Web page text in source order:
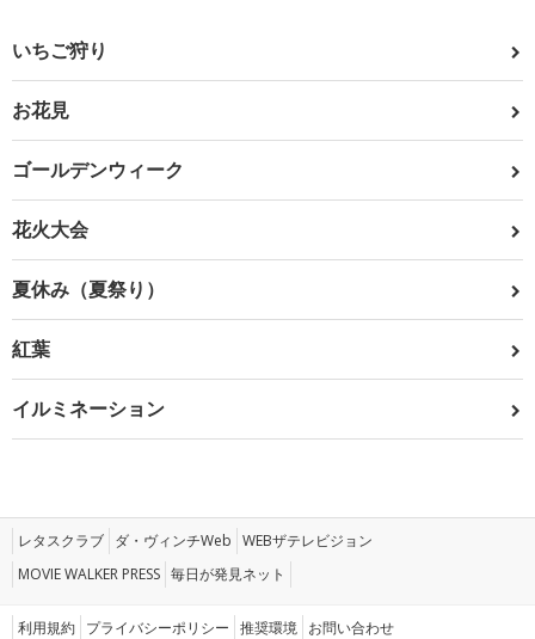
いちご狩り
お花見
ゴールデンウィーク
花火大会
夏休み（夏祭り）
紅葉
イルミネーション
レタスクラブ ダ・ヴィンチWeb WEBザテレビジョン
MOVIE WALKER PRESS 毎日が発見ネット
利用規約 プライバシーポリシー 推奨環境 お問い合わせ